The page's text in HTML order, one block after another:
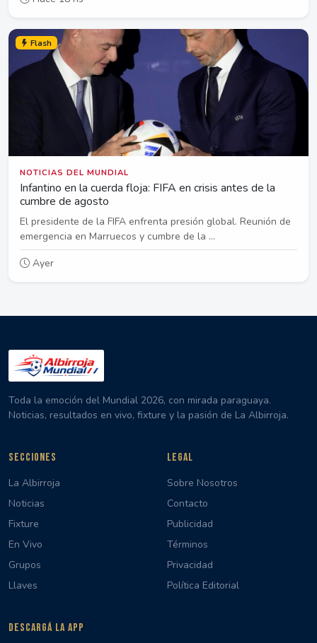
Flash
NOTICIAS DEL MUNDIAL
Infantino en la cuerda floja: FIFA en crisis antes de la
cumbre de agosto
El presidente de la FIFA enfrenta presión global. Reunión de
emergencia en Marruecos y cumbre de la ...
Ayer
Toda la emoción del Mundial 2026, con mirada paraguaya.
Noticias, resultados en vivo, fixture y la pasión de La Albirroja.
SECCIONES
La Albirroja
Noticias
Fixture
En Vivo
Grupos
Llaves
LEGAL
Sobre Nosotros
Contacto
Publicidad
Términos
Privacidad
Política Editorial
DESCARGÁ LA APP